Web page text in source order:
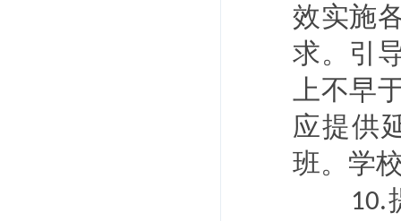
效实施
求。引
上不早
应提供
班。学
10.